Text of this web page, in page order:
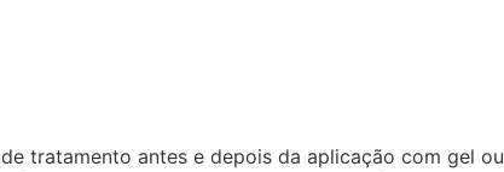
tratamento antes e depois da aplicação com gel ou